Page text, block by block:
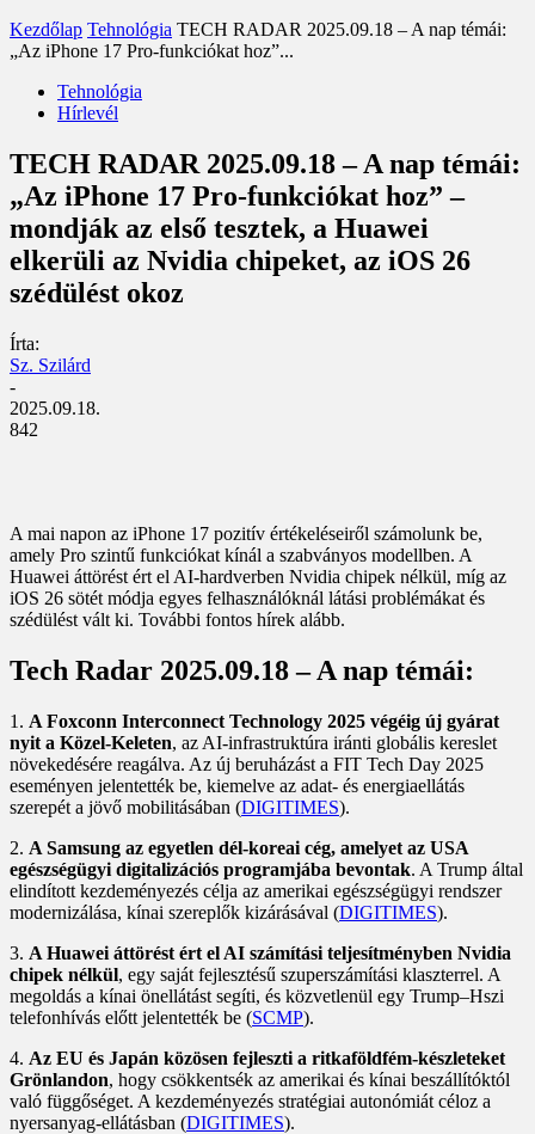
Kezdőlap Tehnológia TECH RADAR 2025.09.18 – A nap témái:
„Az iPhone 17 Pro-funkciókat hoz”...
Tehnológia
Hírlevél
TECH RADAR 2025.09.18 – A nap témái:
„Az iPhone 17 Pro-funkciókat hoz” –
mondják az első tesztek, a Huawei
elkerüli az Nvidia chipeket, az iOS 26
szédülést okoz
Írta:
Sz. Szilárd
-
2025.09.18.
842
A mai napon az iPhone 17 pozitív értékeléseiről számolunk be,
amely Pro szintű funkciókat kínál a szabványos modellben. A
Huawei áttörést ért el AI-hardverben Nvidia chipek nélkül, míg az
iOS 26 sötét módja egyes felhasználóknál látási problémákat és
szédülést vált ki. További fontos hírek alább.
Tech Radar 2025.09.18 – A nap témái:
1. A Foxconn Interconnect Technology 2025 végéig új gyárat
nyit a Közel-Keleten, az AI-infrastruktúra iránti globális kereslet
növekedésére reagálva. Az új beruházást a FIT Tech Day 2025
eseményen jelentették be, kiemelve az adat- és energiaellátás
szerepét a jövő mobilitásában (DIGITIMES).
2. A Samsung az egyetlen dél-koreai cég, amelyet az USA
egészségügyi digitalizációs programjába bevontak. A Trump által
elindított kezdeményezés célja az amerikai egészségügyi rendszer
modernizálása, kínai szereplők kizárásával (DIGITIMES).
3. A Huawei áttörést ért el AI számítási teljesítményben Nvidia
chipek nélkül, egy saját fejlesztésű szuperszámítási klaszterrel. A
megoldás a kínai önellátást segíti, és közvetlenül egy Trump–Hszi
telefonhívás előtt jelentették be (SCMP).
4. Az EU és Japán közösen fejleszti a ritkaföldfém-készleteket
Grönlandon, hogy csökkentsék az amerikai és kínai beszállítóktól
való függőséget. A kezdeményezés stratégiai autonómiát céloz a
nyersanyag-ellátásban (DIGITIMES).